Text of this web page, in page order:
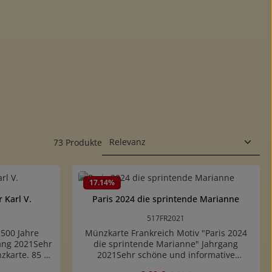
73 Produkte
Karl V.
Jahre
2021Sehr
85 x
17.14%
Paris 2024 die sprintende Marianne
517FR2021
Münzkarte Frankreich Motiv "Paris 2024
die sprintende Marianne" Jahrgang
2021Sehr schöne und informative